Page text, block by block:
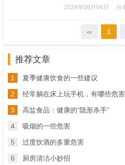
便让我的江湖有了
自己已经做好...
2024年08月04日 分
‹‹ 1
推荐文章
1 夏季健康饮食的一些建议
2 经常躺在床上玩手机，有哪些危害
3 高盐食品：健康的“隐形杀手”
4 吸烟的一些危害
5 过度饮酒的多重危害
6 厨房清洁小妙招